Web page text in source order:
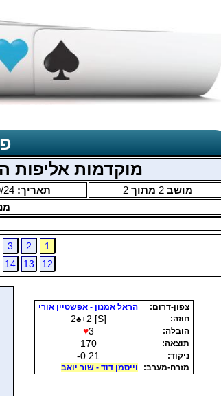
מוקדמות אליפות הארץ
מושב2 מתוך2 תאריך:24
1
2
3
12
13
14
צפון-דרום:
הראל אמנון - אפשטיין אורי
חוזה:
2♠+2 [S]
הובלה: ♥3
תוצאה: 170
ניקוד: -0.21
מזרח-מערב: וייסמן דוד - שור יואב